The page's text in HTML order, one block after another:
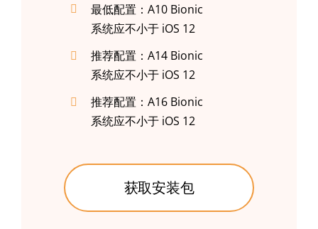
最低配置：A10 Bionic
系统应不小于 iOS 12
推荐配置：A14 Bionic
系统应不小于 iOS 12
推荐配置：A16 Bionic
系统应不小于 iOS 12
获取安装包